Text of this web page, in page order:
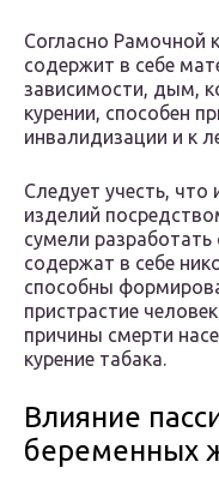
Согласно Рамочной
содержит в себе
зависимости, дым,
курении, способен
инвалидизации и к
Следует учесть, что
изделий
сумели
содержат в себе
способны
пристрастие
причины смерти
курение табака.
Влияние
беременных